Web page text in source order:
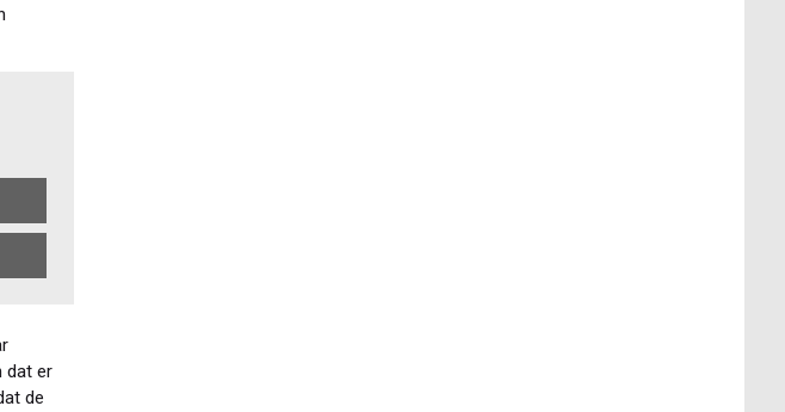
dat er
de